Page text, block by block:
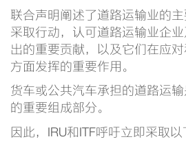
联合声明阐述了道路运输业的
采取行动，认可道路运输业企
出的重要贡献，以及它们在应
方面发挥的重要作用。
货车或公共汽车承担的道路运
的重要组成部分。
因此，IRU和ITF呼吁立即采取